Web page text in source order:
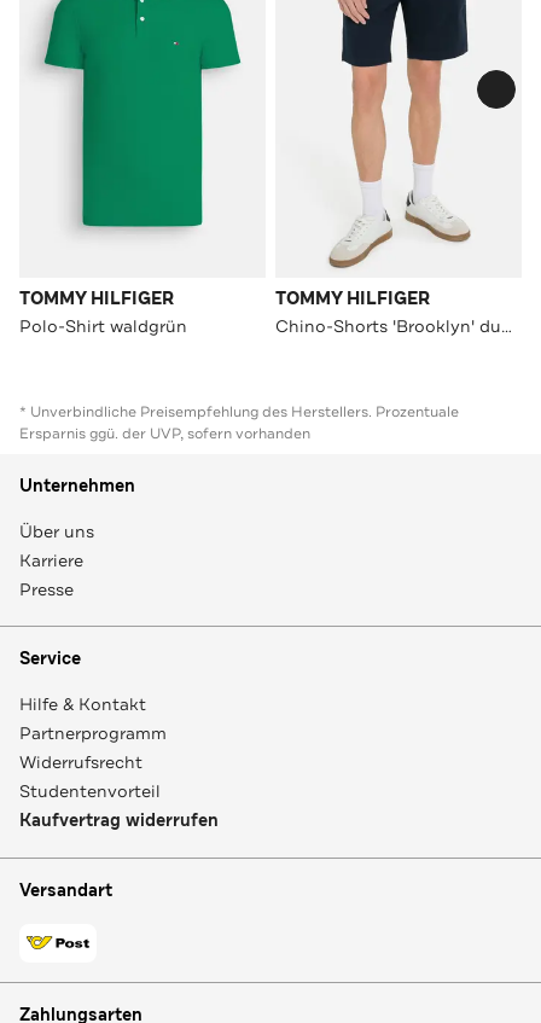
TOMMY HILFIGER
Polo-Shirt waldgrün
TOMMY HILFIGER
Chino-Shorts 'Brooklyn' dunkelblau
* Unverbindliche Preisempfehlung des Herstellers. Prozentuale
Ersparnis ggü. der UVP, sofern vorhanden
Unternehmen
Über uns
Karriere
Presse
Service
Hilfe & Kontakt
Partnerprogramm
Widerrufsrecht
Studentenvorteil
Kaufvertrag widerrufen
Versandart
Zahlungsarten